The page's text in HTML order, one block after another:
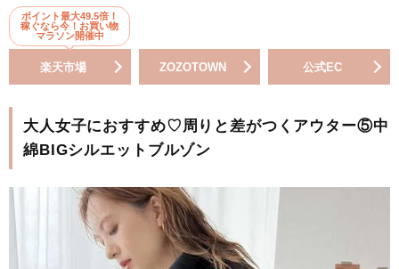
ポイント最大49.5倍！
稼ぐなら今！お買い物
マラソン開催中
楽天市場 ZOZOTOWN 公式EC
大人女子におすすめ♡周りと差がつくアウター⑤中
綿BIGシルエットブルゾン